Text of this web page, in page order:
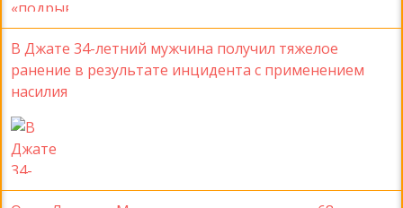
В Джате 34-летний мужчина получил тяжелое
ранение в результате инцидента с применением
насилия